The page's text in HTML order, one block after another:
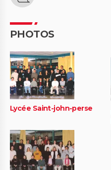
PHOTOS
Lycée Saint-john-perse